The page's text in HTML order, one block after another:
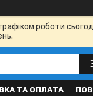
роботи
ТА ОПЛАТА